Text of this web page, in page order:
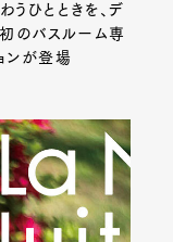
うひとときを、デ
初のバスルーム専
ンが登場